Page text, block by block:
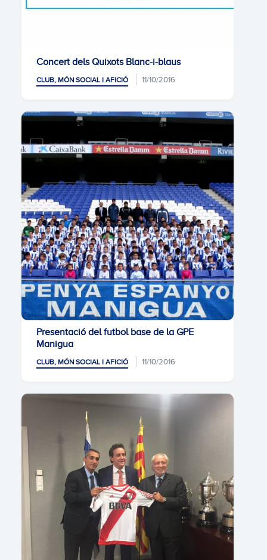
Concert dels Quixots Blanc-i-blaus
CLUB, MÓN SOCIAL I AFICIÓ 11/10/2016
Presentació del futbol base de la GPE
Manigua
CLUB, MÓN SOCIAL I AFICIÓ 11/10/2016